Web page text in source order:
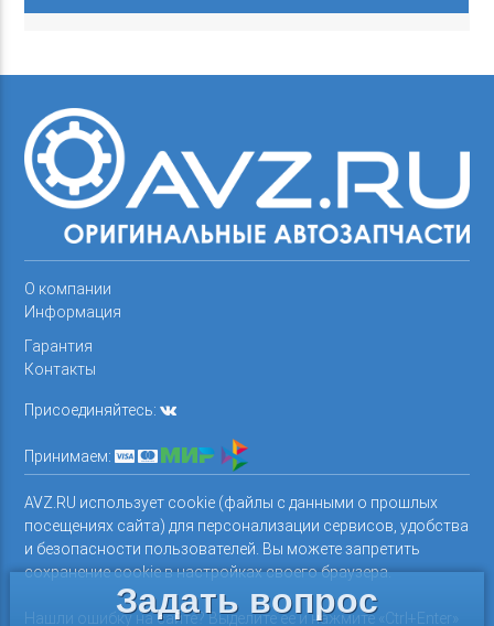
О компании
Информация
Гарантия
Контакты
Присоединяйтесь:
Принимаем:
AVZ.RU использует cookie (файлы с данными о прошлых
посещениях сайта) для персонализации сервисов, удобства
и безопасности пользователей. Вы можете запретить
сохранение cookie в настройках своего браузера.
Нашли ошибку на сайте? Выделите ее и нажмите «Ctrl+Enter»
Задать вопрос